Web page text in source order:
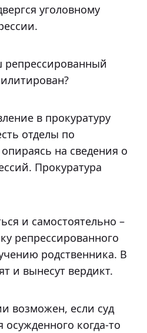
уголовному
репрессированный
в прокуратуру
отделы по
на сведения о
Прокуратура
и самостоятельно –
репрессированного
родственника. В
и вынесут вердикт.
возможен, если суд
осужденного когда-то